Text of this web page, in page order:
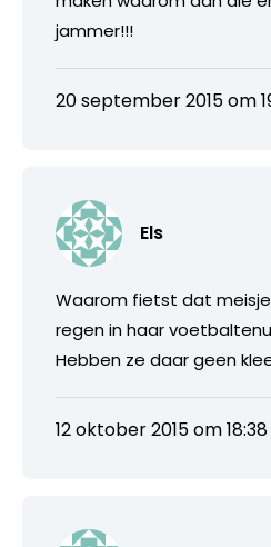
jammer!!!
20 september 2015 om
Els
Waarom fietst dat
regen in haar
Hebben ze daar geen
12 oktober 2015 om 18:38